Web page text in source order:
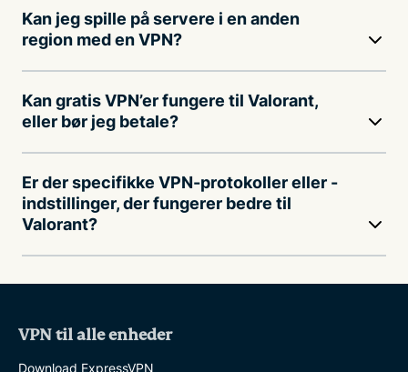
Kan jeg spille på servere i en anden
region med en VPN?
Kan gratis VPN’er fungere til Valorant,
eller bør jeg betale?
Er der specifikke VPN-protokoller eller -
indstillinger, der fungerer bedre til
Valorant?
VPN til alle enheder
Download ExpressVPN